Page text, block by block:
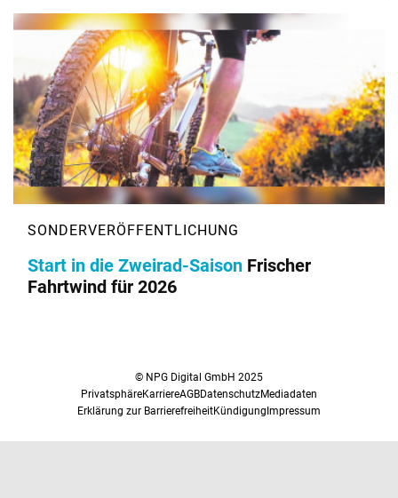
Start in die Zweirad-Saison Frischer
Fahrtwind für 2026
© NPG Digital GmbH 2025
PrivatsphäreKarriereAGBDatenschutzMediadaten
Erklärung zur BarrierefreiheitKündigungImpressum